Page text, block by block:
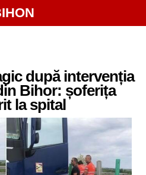
după intervenția
Bihor: șoferița
la spital